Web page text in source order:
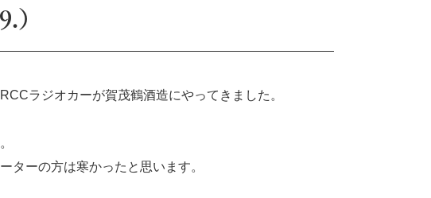
ラジオカーが賀茂鶴酒造にやってきました。
ターの方は寒かったと思います。